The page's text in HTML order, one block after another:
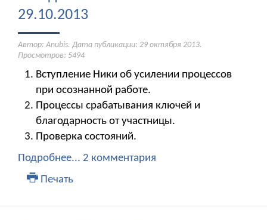
29.10.2013
Автор: Anubis. Дата публикации: 29 октября 2013.
Просмотров: 5494
Вступление Ники об усилении процессов
при осознанной работе.
Процессы срабатывания ключей и
благодарность от участницы.
Проверка состояний.
Подробнее... 2 комментария
Печать